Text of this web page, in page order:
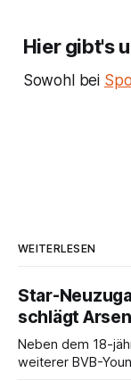
Hier gibt's
Sowohl bei
WEITERLESEN
Star-
schlägt
Neben dem 18-
weiterer BVB-